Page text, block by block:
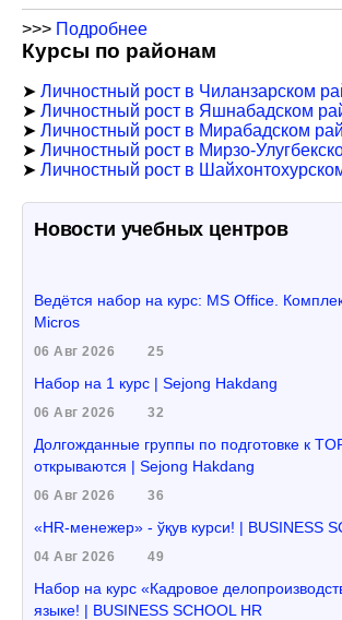
>>> Подробнее
Курсы по районам
➤ Личностный рост в Чиланзарском
➤ Личностный рост в Яшнабадском
➤ Личностный рост в Мирабадском
➤ Личностный рост в Мирзо-
➤ Личностный рост в
Новости учебных центров
Ведётся набор на курс: MS Office.
Micros
06 Авг 2026 25
Набор на 1 курс | Sejong Hakdang
06 Авг 2026 32
Долгожданные группы по подготовке к
открываются | Sejong Hakdang
06 Авг 2026 36
«HR-менежер» - ўқув курси! | BUSINESS
04 Авг 2026 49
Набор на курс «Кадровое
языке! | BUSINESS SCHOOL HR